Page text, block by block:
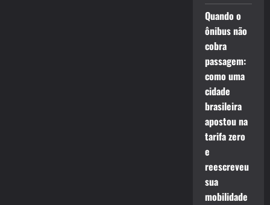
Quando o
ônibus não
cobra
passagem:
como uma
cidade
brasileira
apostou na
tarifa zero
e
reescreveu
sua
mobilidade